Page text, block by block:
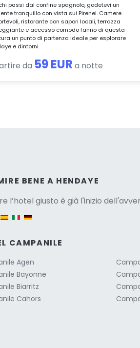
passi dal confine spagnolo, godetevi un
tranquillo con vista sui Pirenei. Camere
ristorante con sapori locali, terrazza
e accesso comodo fanno di questa
un punto di partenza ideale per esplorare
e dintorni.
da 59 EUR a notte
BENE A HENDAYE
l’hotel giusto è già l'inizio
CAMPANILE
Agen
Bayonne
Biarritz
Cahors